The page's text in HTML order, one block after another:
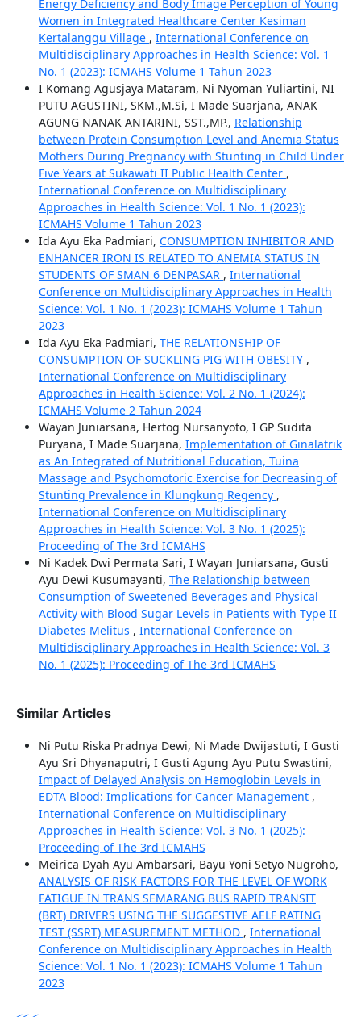
Energy Deficiency and Body Image Perception of Young
Women in Integrated Healthcare Center Kesiman
Kertalanggu Village , International Conference on
Multidisciplinary Approaches in Health Science: Vol. 1
No. 1 (2023): ICMAHS Volume 1 Tahun 2023
I Komang Agusjaya Mataram, Ni Nyoman Yuliartini, NI
PUTU AGUSTINI, SKM.,M.Si, I Made Suarjana, ANAK
AGUNG NANAK ANTARINI, SST.,MP., Relationship
between Protein Consumption Level and Anemia Status
Mothers During Pregnancy with Stunting in Child Under
Five Years at Sukawati II Public Health Center ,
International Conference on Multidisciplinary
Approaches in Health Science: Vol. 1 No. 1 (2023):
ICMAHS Volume 1 Tahun 2023
Ida Ayu Eka Padmiari, CONSUMPTION INHIBITOR AND
ENHANCER IRON IS RELATED TO ANEMIA STATUS IN
STUDENTS OF SMAN 6 DENPASAR , International
Conference on Multidisciplinary Approaches in Health
Science: Vol. 1 No. 1 (2023): ICMAHS Volume 1 Tahun
2023
Ida Ayu Eka Padmiari, THE RELATIONSHIP OF
CONSUMPTION OF SUCKLING PIG WITH OBESITY ,
International Conference on Multidisciplinary
Approaches in Health Science: Vol. 2 No. 1 (2024):
ICMAHS Volume 2 Tahun 2024
Wayan Juniarsana, Hertog Nursanyoto, I GP Sudita
Puryana, I Made Suarjana, Implementation of Ginalatrik
as An Integrated of Nutritional Education, Tuina
Massage and Psychomotoric Exercise for Decreasing of
Stunting Prevalence in Klungkung Regency ,
International Conference on Multidisciplinary
Approaches in Health Science: Vol. 3 No. 1 (2025):
Proceeding of The 3rd ICMAHS
Ni Kadek Dwi Permata Sari, I Wayan Juniarsana, Gusti
Ayu Dewi Kusumayanti, The Relationship between
Consumption of Sweetened Beverages and Physical
Activity with Blood Sugar Levels in Patients with Type II
Diabetes Melitus , International Conference on
Multidisciplinary Approaches in Health Science: Vol. 3
No. 1 (2025): Proceeding of The 3rd ICMAHS
Similar Articles
Ni Putu Riska Pradnya Dewi, Ni Made Dwijastuti, I Gusti
Ayu Sri Dhyanaputri, I Gusti Agung Ayu Putu Swastini,
Impact of Delayed Analysis on Hemoglobin Levels in
EDTA Blood: Implications for Cancer Management ,
International Conference on Multidisciplinary
Approaches in Health Science: Vol. 3 No. 1 (2025):
Proceeding of The 3rd ICMAHS
Meirica Dyah Ayu Ambarsari, Bayu Yoni Setyo Nugroho,
ANALYSIS OF RISK FACTORS FOR THE LEVEL OF WORK
FATIGUE IN TRANS SEMARANG BUS RAPID TRANSIT
(BRT) DRIVERS USING THE SUGGESTIVE AELF RATING
TEST (SSRT) MEASUREMENT METHOD , International
Conference on Multidisciplinary Approaches in Health
Science: Vol. 1 No. 1 (2023): ICMAHS Volume 1 Tahun
2023